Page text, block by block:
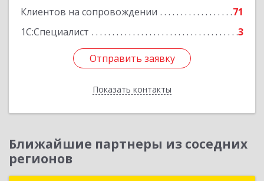
Клиентов на сопровождении
71
1С:Специалист
3
Отправить заявку
Показать контакты
Отправить заявку
Назад
Ближайшие партнеры из соседних
регионов